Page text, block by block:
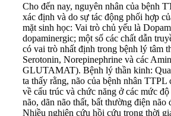
Cho đến nay, nguyên nhân của bệnh
xác định và do sự tác động phối hợp
mặt sinh học: Vai trò chủ yếu là
dopaminergic; một số các chất dẫn
có vai trò nhất định trong bệnh lý tâm
Serotonin, Norepinephrine và các
GLUTAMAT). Bệnh lý thần kinh:
ta thấy rằng, não của bệnh nhân TTPL
về cấu trúc và chức năng ở các mức
não, dãn não thất, bất thường điện não
Nhiều nghiên cứu hồi cứu trong thời